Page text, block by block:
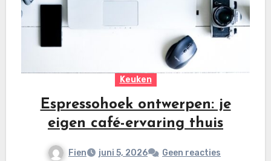
Keuken
Espressohoek ontwerpen: je
eigen café-ervaring thuis
Fien juni 5, 2026 Geen reacties